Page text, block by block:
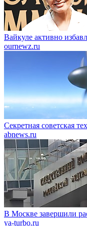
Вайкуле активно
ournewz.ru
Секретная советская
abnews.ru
В Москве завершили
ya-turbo.ru